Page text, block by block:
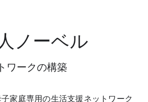
ノーベル
ワークの構築
家庭専用の生活支援ネットワーク